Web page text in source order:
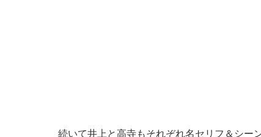
続いて井上と高寺もそれぞれ名セリフ＆シー